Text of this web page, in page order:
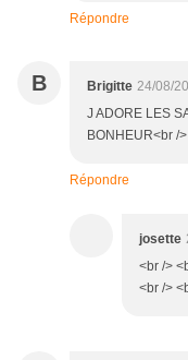
Répondre
B Brigitte 24/08/
J ADORE LES
BONHEUR<br /
Répondre
josette
<br />
<br />